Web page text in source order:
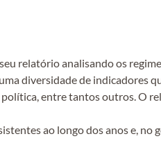
relatório analisando os
diversidade de indicadores
entre tantos outros. O
ao longo dos anos e,